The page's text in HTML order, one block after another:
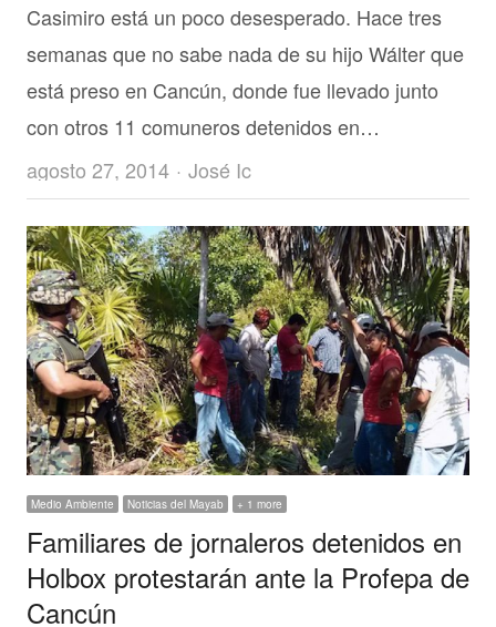
Casimiro está un poco desesperado. Hace tres
semanas que no sabe nada de su hijo Wálter que
está preso en Cancún, donde fue llevado junto
con otros 11 comuneros detenidos en…
agosto 27, 2014
Author
José Ic
Medio Ambiente Noticias del Mayab + 1 more
Familiares de jornaleros detenidos en
Holbox protestarán ante la Profepa de
Cancún